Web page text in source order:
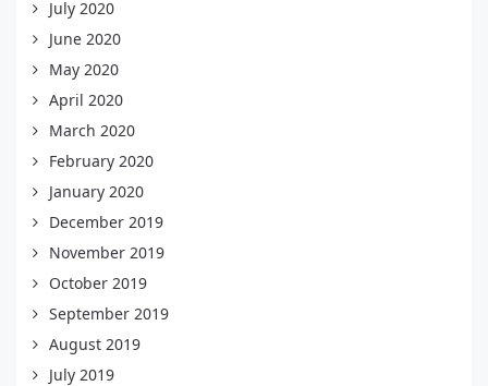
July 2020
June 2020
May 2020
April 2020
March 2020
February 2020
January 2020
December 2019
November 2019
October 2019
September 2019
August 2019
July 2019